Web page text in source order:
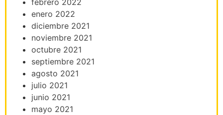
enero 2022
diciembre 2021
noviembre 2021
octubre 2021
septiembre 2021
agosto 2021
julio 2021
junio 2021
mayo 2021